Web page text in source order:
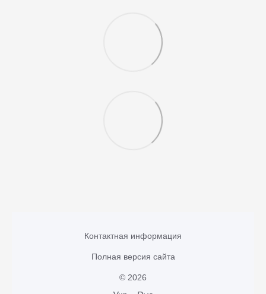
Контактная информация
Полная версия сайта
© 2026